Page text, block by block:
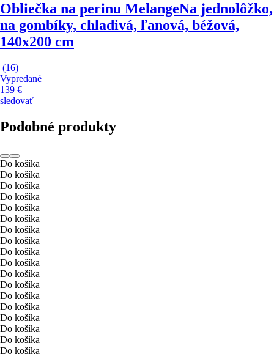
Obliečka na perinu MelangeNa jednolôžko,
na gombíky, chladivá, ľanová, béžová,
140x200 cm
(16)
Vypredané
139 €
sledovať
Podobné produkty
Do košíka
Do košíka
Do košíka
Do košíka
Do košíka
Do košíka
Do košíka
Do košíka
Do košíka
Do košíka
Do košíka
Do košíka
Do košíka
Do košíka
Do košíka
Do košíka
Do košíka
Do košíka